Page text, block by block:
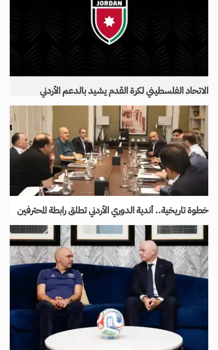
الاتحاد الفلسطيني لكرة القدم يشيد بالدعم الأردني
خطوة تاريخية.. أندية الدوري الأردني تطلق رابطة المحترفين